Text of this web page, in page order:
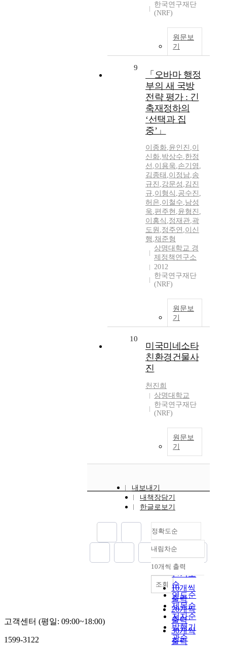
한국연구재단
(NRF)
원문보
기
9
「오바마 행정
부의 새 국방
전략 평가 : 긴
축재정하의
‘선택과 집
중’」
이종화,윤인진 ,이
신화,박상수,한정
선 ,이용욱,손기영 ,
김종태 ,이정남,송
규진 ,강문성 ,김진
규,이형식 ,공수진 ,
허은,이철수,남성
욱,편주현 ,윤형진 ,
이홍식 ,정재관,곽
도원 ,정주연 ,이신
행 ,채준형
상명대학교 경
제정책연구소
2012
한국연구재단
(NRF)
원문보
기
10
미국미네소타
친환경건물사
진
천진희
상명대학교
한국연구재단
(NRF)
원문보
기
내보내기
내책장담기
한글로보기
정확도순
정확도
순
인기도
순
연도순
제목순
저자순
발행기
관순
내림차순
내림차순
10개씩 출력
10개씩
출력
20개씩
출력
30개씩
출력
조회
고객센터 (평일: 09:00~18:00)
1599-3122